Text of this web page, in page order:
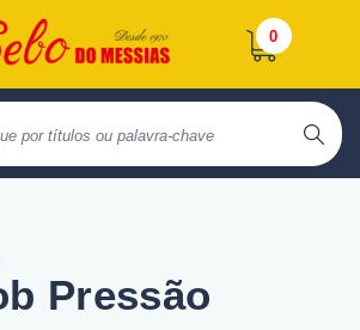
0
Pressão